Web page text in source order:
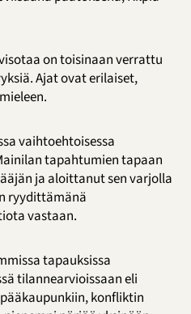
on toisinaan verrattu
Ajat ovat erilaiset,
vaihtoehtoisessa
tapahtumien tapaan
ja aloittanut sen varjolla
ryydittämänä
vastaan.
tapauksissa
tilannearvioissaan eli
konfliktin